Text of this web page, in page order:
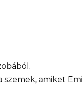
szemek, amiket